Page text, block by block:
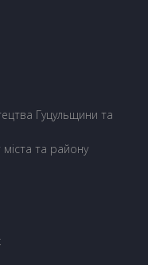
Гуцульщини та
міста та району